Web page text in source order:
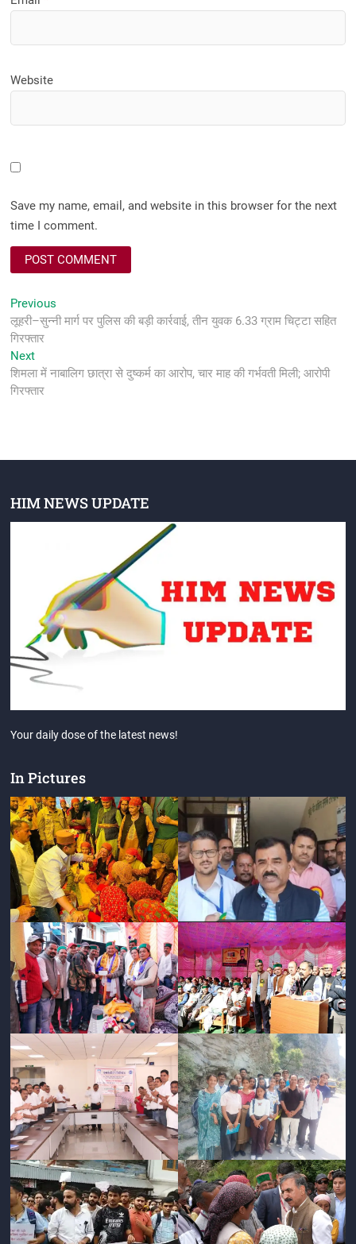
Website
Save my name, email, and website in this browser for the next
time I comment.
Post
navigation
Previous
post:
लूहरी–सुन्नी मार्ग पर पुलिस की बड़ी कार्रवाई, तीन युवक 6.33 ग्राम चिट्टा सहित
गिरफ्तार
NextNext
post:
शिमला में नाबालिग छात्रा से दुष्कर्म का आरोप, चार माह की गर्भवती मिली; आरोपी
गिरफ्तार
HIM NEWS UPDATE
Your daily dose of the latest news!
In Pictures